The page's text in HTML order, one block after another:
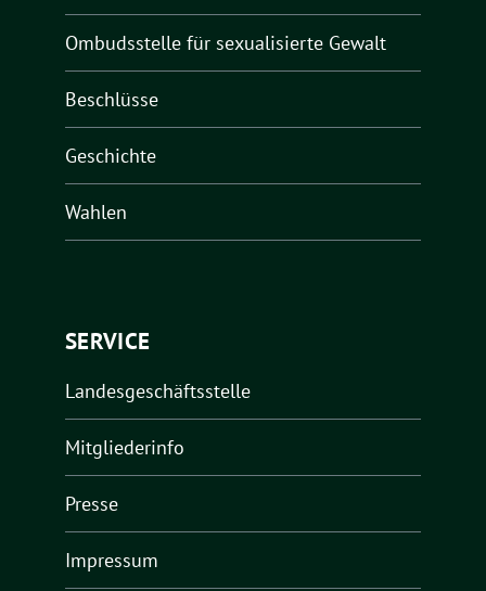
Ombudsstelle für sexualisierte Gewalt
Beschlüsse
Geschichte
Wahlen
SERVICE
Landesgeschäftsstelle
Mitgliederinfo
Presse
Impressum